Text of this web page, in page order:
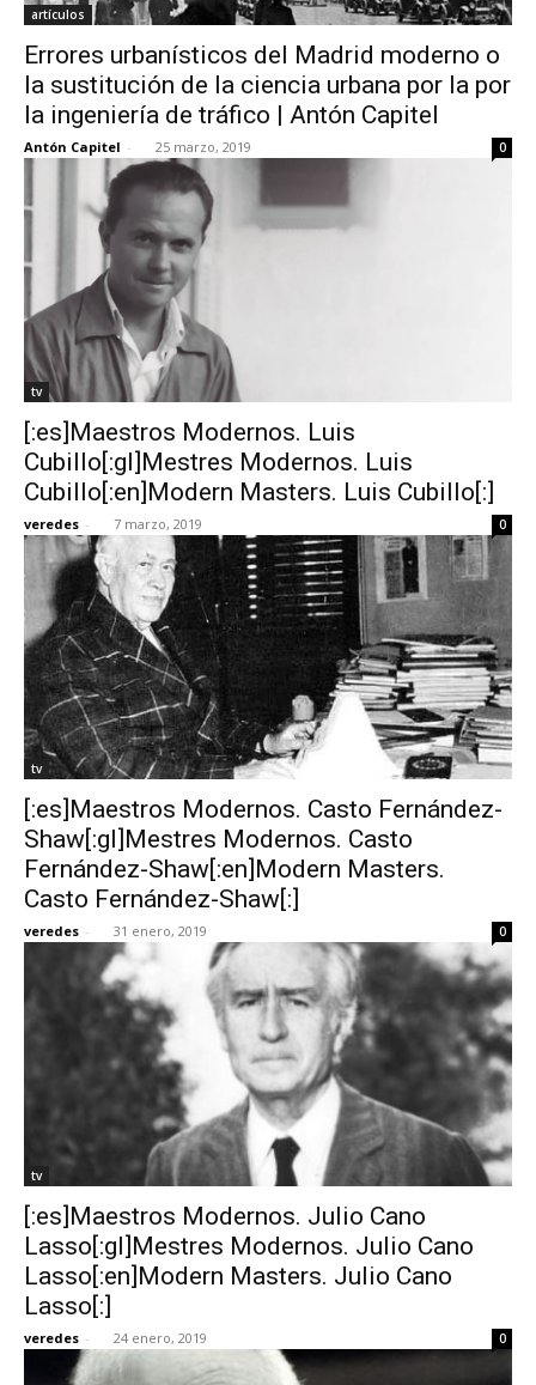
artículos
Errores urbanísticos del Madrid moderno o
la sustitución de la ciencia urbana por la por
la ingeniería de tráfico | Antón Capitel
Antón Capitel - 25 marzo, 2019 0
tv
[:es]Maestros Modernos. Luis
Cubillo[:gl]Mestres Modernos. Luis
Cubillo[:en]Modern Masters. Luis Cubillo[:]
veredes - 7 marzo, 2019 0
tv
[:es]Maestros Modernos. Casto Fernández-
Shaw[:gl]Mestres Modernos. Casto
Fernández-Shaw[:en]Modern Masters.
Casto Fernández-Shaw[:]
veredes - 31 enero, 2019 0
tv
[:es]Maestros Modernos. Julio Cano
Lasso[:gl]Mestres Modernos. Julio Cano
Lasso[:en]Modern Masters. Julio Cano
Lasso[:]
veredes - 24 enero, 2019 0